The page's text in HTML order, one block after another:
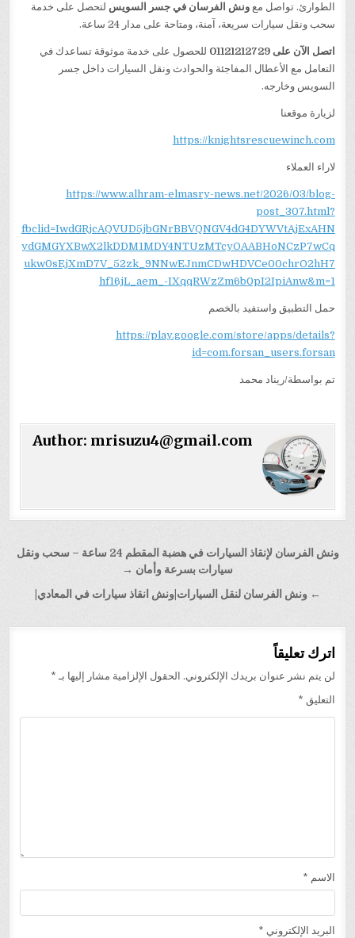
الطوارئ. تواصل معونش الفرسان في جسر السويس لتحصل على خدمة
سحب ونقل سيارات سريعة، آمنة، ومتاحة على مدار 24 ساعة.
اتصل الآن على 01121212729
للحصول على خدمة موثوقة تساعدك في
التعامل مع الأعطال المفاجئة والحوادث ونقل السيارات داخل جسر
السويس وخارجه.
لزيارة موقعنا
https://knightsrescuewinch.com
لاراء العملاء
https://www.alhram-elmasry-news.net/2026/03/blog-
post_307.html?
fbclid=IwdGRjcAQVUD5jbGNrBBVQNGV4dG4DYWVtAjExAHN
ydGMGYXBwX2lkDDM1MDY4NTUzMTcyOAABHoNCzP7wCq
ukw0sEjXmD7V_52zk_9NNwEJnmCDwHDVCe00chrO2hH7
hf16jL_aem_-IXqqRWzZm6b0pI2IpiAnw&m=1
حمل التطبيق واستفيد بالخصم
https://play.google.com/store/apps/details?
id=com.forsan_users.forsan
تم بواسطة/ريناد محمد
Author: mrisuzu4@gmail.com
تصفّح
ونش الفرسان لإنقاذ السيارات في هضبة المقطم 24 ساعة – سحب ونقل
سيارات بسرعة وأمان →
← ونش الفرسان لنقل السيارات|ونش انقاذ سيارات في المعادي|
اترك تعليقاً
لن يتم نشر عنوان بريدك الإلكتروني. الحقول الإلزامية مشار إليها بـ *
التعليق *
الاسم *
البريد الإلكتروني *